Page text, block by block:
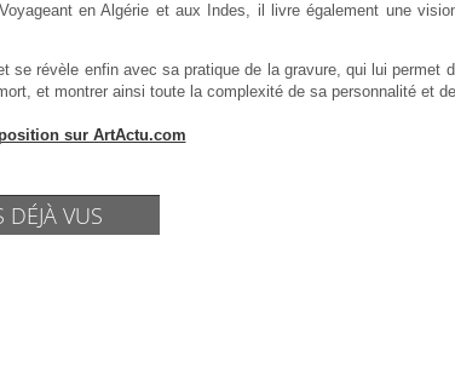
en Algérie et aux Indes, il livre également une
se révèle enfin avec sa pratique de la gravure, qui lui
et montrer ainsi toute la complexité de sa personnalité et
sur ArtActu.com
DÉJÀ VUS